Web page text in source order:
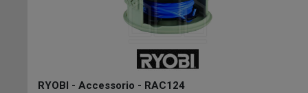
RYOBI - Accessorio - RAC124